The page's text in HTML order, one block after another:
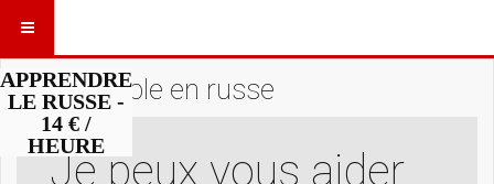
APPRENDRE
LE RUSSE -
14 € /
HEURE
texte simple en russe
Je peux vous aider